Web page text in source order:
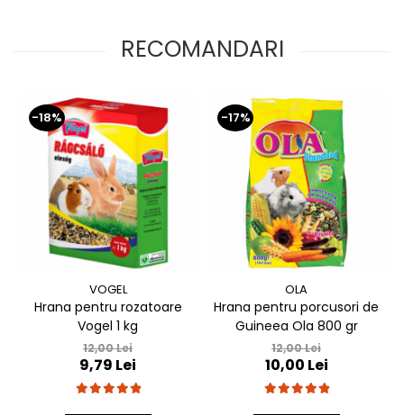
RECOMANDARI
-18%
VOGEL
Hrana pentru rozatoare
Vogel 1 kg
12,00 Lei
9,79 Lei
-17%
OLA
Hrana pentru porcusori de
Guineea Ola 800 gr
12,00 Lei
10,00 Lei